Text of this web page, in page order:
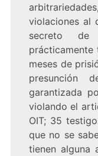
violaciones al
secreto de
meses de
presunción
garantizada
violando el
OIT; 35
que no se
tienen alguna